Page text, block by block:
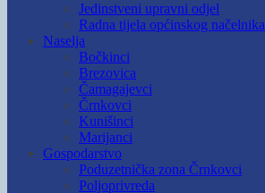
Jedinstveni upravni odjel
Radna tijela općinskog načelnika
Naselja
Bočkinci
Brezovica
Čamagajevci
Črnkovci
Kunišinci
Marijanci
Gospodarstvo
Poduzetnička zona Črnkovci
Poljoprivreda